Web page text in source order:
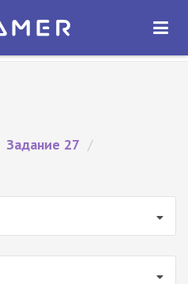
ОТКРЫТЬ
Задание 27 /